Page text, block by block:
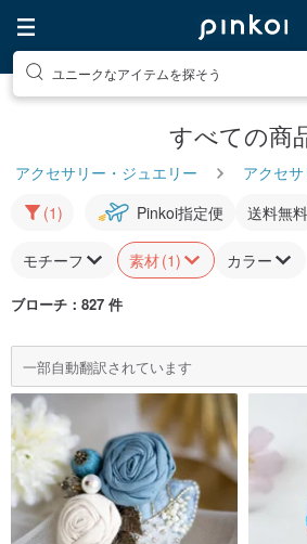
ユニークなアイテムを探そう
すべての商
アクセサリー・ジュエリー アクセ
(1)
Pinkoi指定便 送料無料
モチーフ 素材(1) カラー
ブローチ ：827 件
一部自動翻訳されています